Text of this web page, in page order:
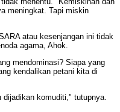
meningkat. Tapi miskin
atau kesenjangan ini tidak
agama, Ahok.
mendominasi? Siapa yang
kendalikan petani kita di
komuditi," tutupnya.